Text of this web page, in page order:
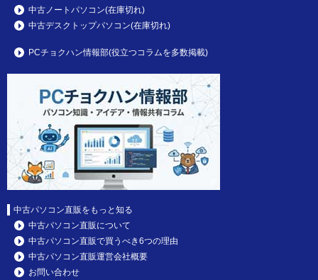
中古ノートパソコン(在庫切れ)
中古デスクトップパソコン(在庫切れ)
PCチョクハン情報部(役立つコラムを多数掲載)
中古パソコン直販をもっと知る
中古パソコン直販について
中古パソコン直販で買うべき6つの理由
中古パソコン直販運営会社概要
お問い合わせ